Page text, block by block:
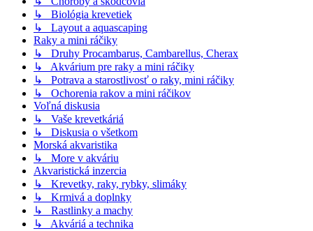
↳ Biológia krevetiek
↳ Layout a aquascaping
Raky a mini ráčiky
↳ Druhy Procambarus, Cambarellus, Cherax
↳ Akvárium pre raky a mini ráčiky
↳ Potrava a starostlivosť o raky, mini ráčiky
↳ Ochorenia rakov a mini ráčikov
Voľná diskusia
↳ Vaše krevetkáriá
↳ Diskusia o všetkom
Morská akvaristika
↳ More v akváriu
Akvaristická inzercia
↳ Krevetky, raky, rybky, slimáky
↳ Krmivá a doplnky
↳ Rastlinky a machy
↳ Akváriá a technika